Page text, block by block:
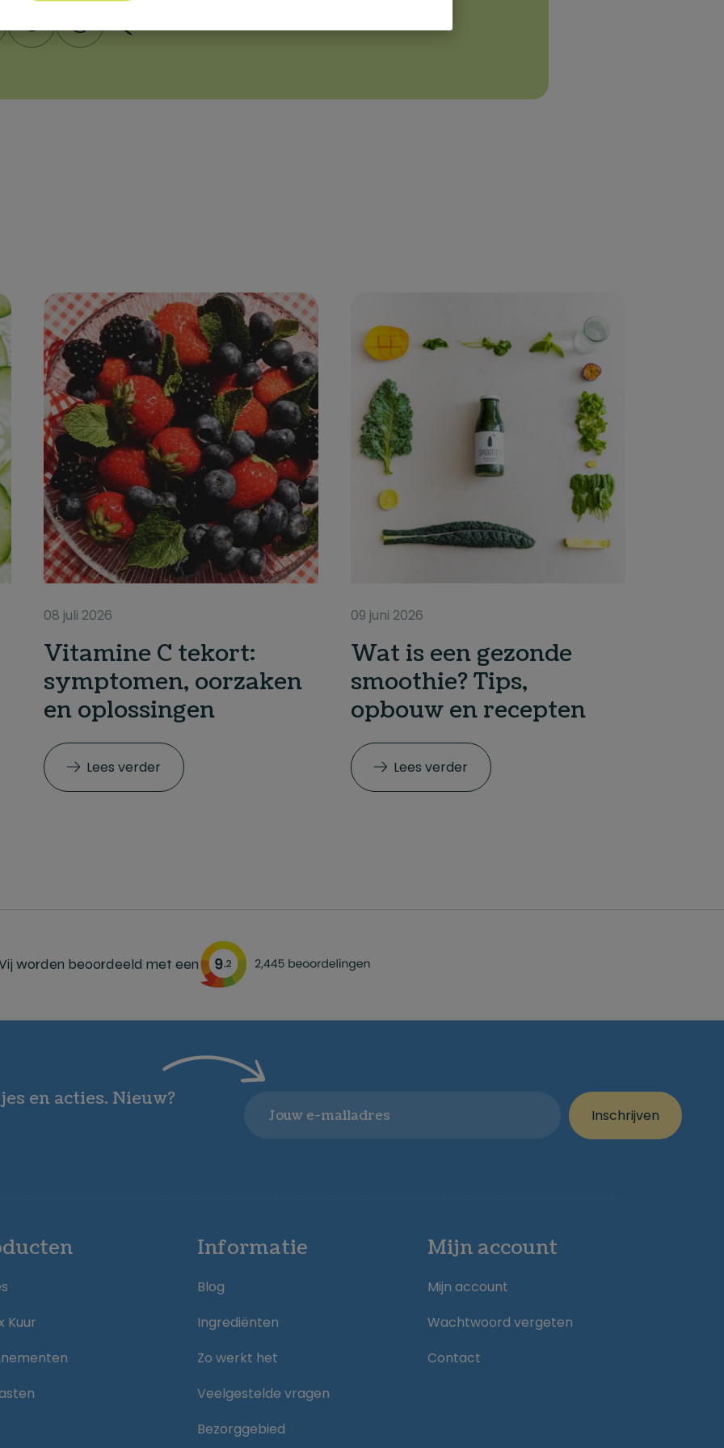
08 juli 2026
Vitamine C tekort:
symptomen, oorzaken
en oplossingen
Lees verder
09 juni 2026
Wat is een gezonde
smoothie? Tips,
opbouw en recepten
Lees verder
worden beoordeeld met een
en acties. Nieuw?
Inschrijven
Kuur
Informatie
Blog
Ingrediënten
Zo werkt het
Veelgestelde vragen
Bezorggebied
Mijn account
Mijn account
Wachtwoord vergeten
Contact